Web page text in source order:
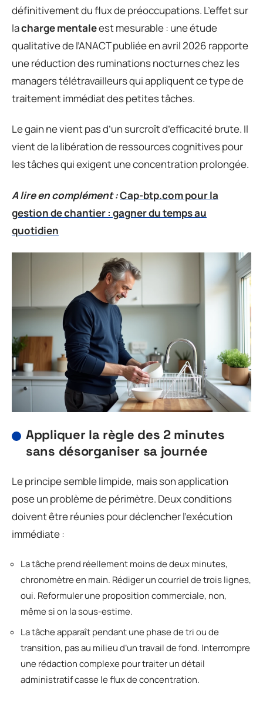
définitivement du flux de préoccupations. L’effet sur
lacharge mentaleest mesurable : une étude
qualitative de l’ANACT publiée en avril 2026 rapporte
une réduction des ruminations nocturnes chez les
managers télétravailleurs qui appliquent ce type de
traitement immédiat des petites tâches.
Le gain ne vient pas d’un surcroît d’efficacité brute. Il
vient de la libération de ressources cognitives pour
les tâches qui exigent une concentration prolongée.
A lire en complément :Cap-btp.com pour la
gestion de chantier : gagner du temps au
quotidien
Appliquer la règle des 2 minutes
sans désorganiser sa journée
Le principe semble limpide, mais son application
pose un problème de périmètre. Deux conditions
doivent être réunies pour déclencher l’exécution
immédiate :
La tâche prend réellement moins de deux minutes,
chronomètre en main. Rédiger un courriel de trois lignes,
oui. Reformuler une proposition commerciale, non,
même si on la sous-estime.
La tâche apparaît pendant une phase de tri ou de
transition, pas au milieu d’un travail de fond. Interrompre
une rédaction complexe pour traiter un détail
administratif casse le flux de concentration.